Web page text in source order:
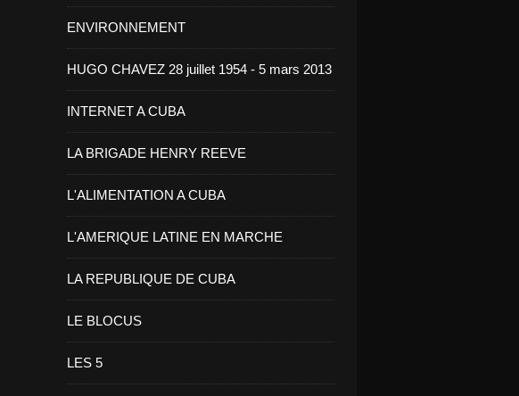
ENVIRONNEMENT
HUGO CHAVEZ 28 juillet 1954 - 5 mars 2013
INTERNET A CUBA
LA BRIGADE HENRY REEVE
L'ALIMENTATION A CUBA
L'AMERIQUE LATINE EN MARCHE
LA REPUBLIQUE DE CUBA
LE BLOCUS
LES 5